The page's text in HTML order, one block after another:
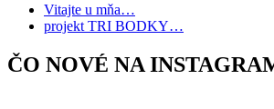
Vitajte u mňa…
projekt TRI BODKY…
ČO NOVÉ NA